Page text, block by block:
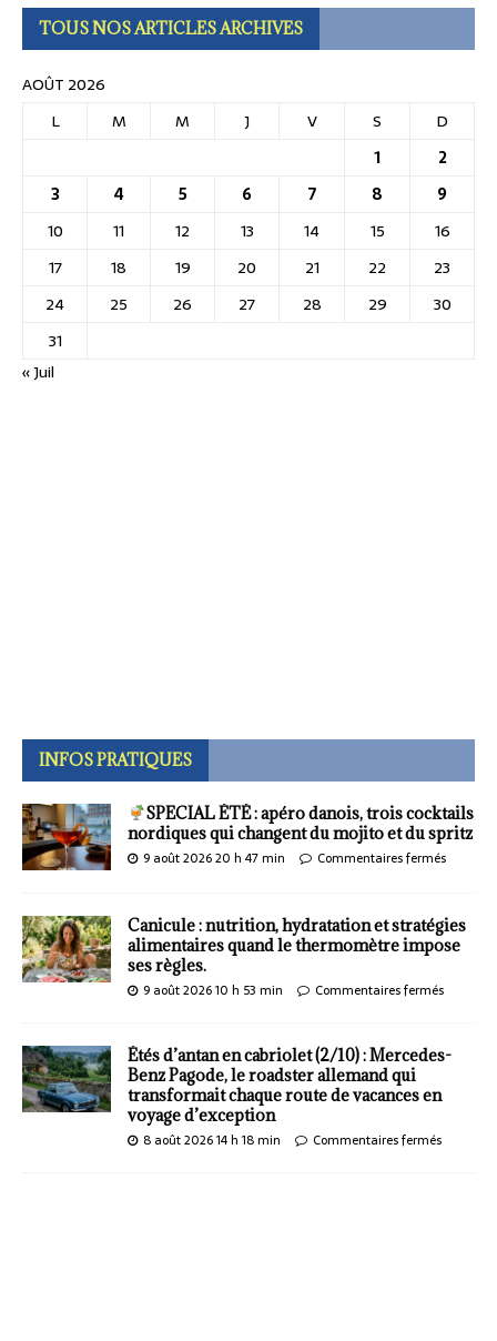
TOUS NOS ARTICLES ARCHIVES
AOÛT 2026
L
M M J V S
D
1
2
3
4 5 6 7 8
9
10
11 12 13 14 15
16
17
18 19 20 21 22
23
24
25 26 27 28 29
30
31
« Juil
INFOS PRATIQUES
SPECIAL ÉTÉ : apéro danois, trois cocktails
nordiques qui changent du mojito et du spritz
9 août 2026 20 h 47 min Commentaires fermés
Canicule : nutrition, hydratation et stratégies
alimentaires quand le thermomètre impose
ses règles.
9 août 2026 10 h 53 min Commentaires fermés
Étés d’antan en cabriolet (2/10) : Mercedes-
Benz Pagode, le roadster allemand qui
transformait chaque route de vacances en
voyage d’exception
8 août 2026 14 h 18 min Commentaires fermés